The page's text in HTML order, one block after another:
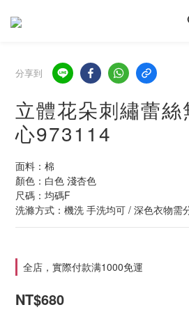
分享到
立體花朵刺繡蕾
心973114
面料：棉
顏色：白色 淺杏色
尺碼：均碼F
洗滌方式：機洗 手洗均可 / 深色衣物需
全店，實際付款满1000免運
NT$680